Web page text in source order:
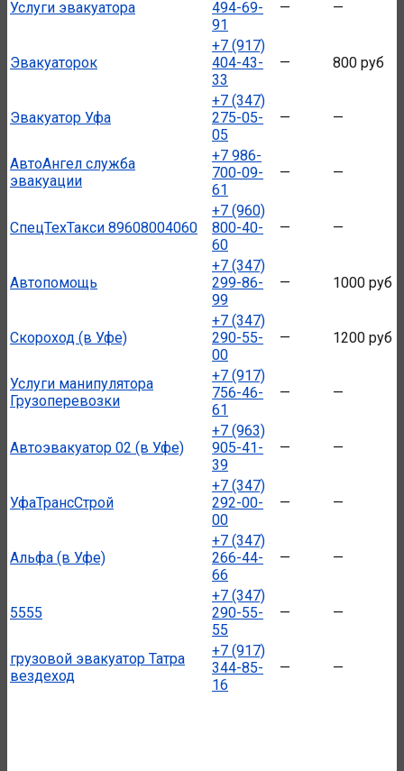
Услуги эвакуатора
494-69-
91
— —
Эвакуаторок
+7 (917)
404-43-
33
— 800 руб
Эвакуатор Уфа
+7 (347)
275-05-
05
— —
АвтоАнгел служба
эвакуации
+7 986-
700-09-
61
— —
СпецТехТакси 89608004060
+7 (960)
800-40-
60
— —
Автопомощь
+7 (347)
299-86-
99
— 1000 руб
Скороход (в Уфе)
+7 (347)
290-55-
00
— 1200 руб
Услуги манипулятора
Грузоперевозки
+7 (917)
756-46-
61
— —
Автоэвакуатор 02 (в Уфе)
+7 (963)
905-41-
39
— —
УфаТрансСтрой
+7 (347)
292-00-
00
— —
Альфа (в Уфе)
+7 (347)
266-44-
66
— —
5555
+7 (347)
290-55-
55
— —
грузовой эвакуатор Татра
вездеход
+7 (917)
344-85-
16
— —